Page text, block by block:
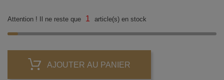
Attention ! Il ne reste que 1 article(s) en stock
AJOUTER AU PANIER